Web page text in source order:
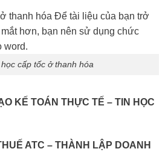
cấp tốc ở thanh hóa
KẾ TOÁN THỰC TẾ – TIN HỌC
ATC – THÀNH LẬP DOANH